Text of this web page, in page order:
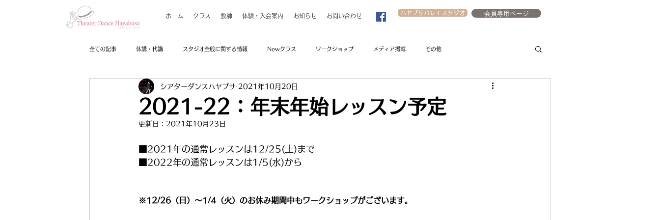
ホーム クラス 教師 体験・入会案内 お知らせ お問い合わせ ハヤブサバレエスタジオ 会員専用ページ
全ての記事 休講・代講 スタジオ全般に関する情報 Newクラス ワークショップ メディア掲載 その他
2021-22：年末年始レッスン予定
シアターダンスハヤブサ 2021年10月20日
更新日： 2021年10月23日
■2021年の通常レッスンは12/25(土)まで
■2022年の通常レッスンは1/5(水)から
※12/26（日）～1/4（火）のお休み期間中もワークショップがございます。